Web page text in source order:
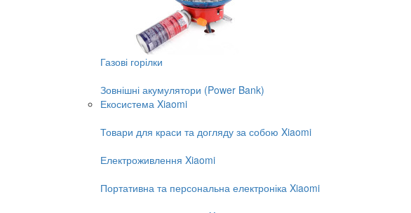
Газові горілки
Зовнішні акумулятори (Power Bank)
Екосистема Xiaomi
Товари для краси та догляду за собою Xiaomi
Електроживлення Xiaomi
Портативна та персональна електроніка Xiaomi